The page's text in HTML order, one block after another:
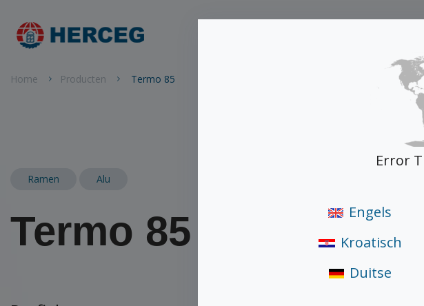
Home Producten Termo 85
Ramen Alu
Termo 85
Error
Engels
Kroatisch
Duitse